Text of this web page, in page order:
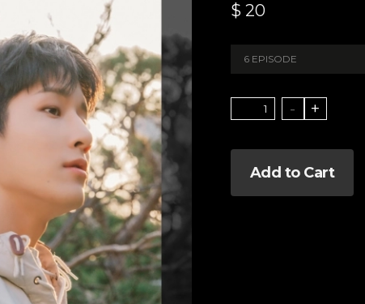
$ 20
6 EPISODE
- +
Add to Cart